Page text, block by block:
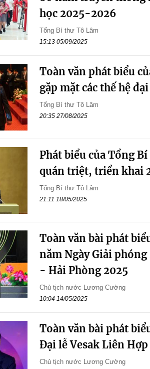
học 2025-2026
Tổng Bí thư Tô Lâm
15:13 05/09/2025
Toàn văn phát biểu
gặp mặt các thế hệ
Tổng Bí thư Tô Lâm
20:35 27/08/2025
Phát biểu của Tổng
quán triệt, triển khai
Tổng Bí thư Tô Lâm
21:11 18/05/2025
Toàn văn bài phát
năm Ngày Giải
- Hải Phòng 2025
Chủ tịch nước Lương Cường
10:04 14/05/2025
Toàn văn bài phát
Đại lễ Vesak Liên Hợp
Chủ tịch nước Lương Cường